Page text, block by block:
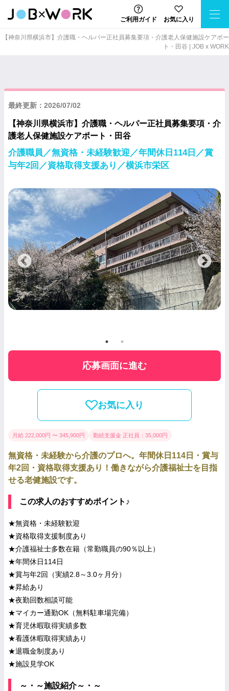
ご利用ガイド お気に入り
【神奈川県横浜市】介護職・ヘルパー正社員募集要項・介護老人保健施設ケアポー
ト・田谷 | JOB x WORK
最終更新：2026/07/02
【神奈川県横浜市】介護職・ヘルパー正社員募集要項・介
護老人保健施設ケアポート・田谷
介護職員／無資格・未経験歓迎／年間休日114日／賞
与年2回／資格取得支援あり／横浜市栄区
応募画面に進む
お気に入り
月給 222,000円 〜 345,900円 勤続支援金 正社員：35,000円
無資格・未経験から介護のプロへ。年間休日114日・賞与
年2回・資格取得支援あり！働きながら介護福祉士を目指
せる老健施設です。
この求人のおすすめポイント♪
★無資格・未経験歓迎
★資格取得支援制度あり
★介護福祉士多数在籍（常勤職員の90％以上）
★年間休日114日
★賞与年2回（実績2.8～3.0ヶ月分）
★昇給あり
★夜勤回数相談可能
★マイカー通勤OK（無料駐車場完備）
★育児休暇取得実績多数
★看護休暇取得実績あり
★退職金制度あり
★施設見学OK
～・～施設紹介～・～